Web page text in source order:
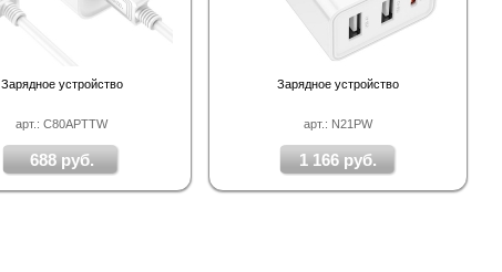
арт.: C80APTTW
Зарядное устройство
688 руб.
арт.: N21PW
Зарядное устройство
1 166 руб.